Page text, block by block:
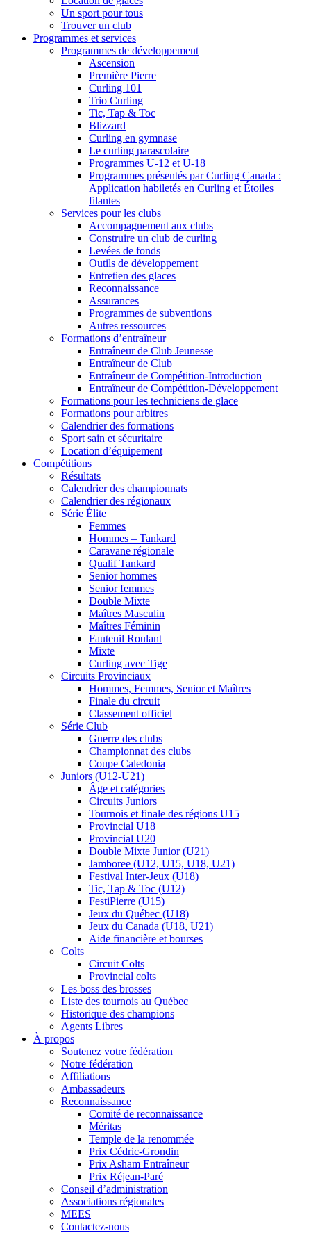
Un sport pour tous
Trouver un club
Programmes et services
Programmes de développement
Ascension
Première Pierre
Curling 101
Trio Curling
Tic, Tap & Toc
Blizzard
Curling en gymnase
Le curling parascolaire
Programmes U-12 et U-18
Programmes présentés par Curling Canada :
Application habiletés en Curling et Étoiles
filantes
Services pour les clubs
Accompagnement aux clubs
Construire un club de curling
Levées de fonds
Outils de développement
Entretien des glaces
Reconnaissance
Assurances
Programmes de subventions
Autres ressources
Formations d’entraîneur
Entraîneur de Club Jeunesse
Entraîneur de Club
Entraîneur de Compétition-Introduction
Entraîneur de Compétition-Développement
Formations pour les techniciens de glace
Formations pour arbitres
Calendrier des formations
Sport sain et sécuritaire
Location d’équipement
Compétitions
Résultats
Calendrier des championnats
Calendrier des régionaux
Série Élite
Femmes
Hommes – Tankard
Caravane régionale
Qualif Tankard
Senior hommes
Senior femmes
Double Mixte
Maîtres Masculin
Maîtres Féminin
Fauteuil Roulant
Mixte
Curling avec Tige
Circuits Provinciaux
Hommes, Femmes, Senior et Maîtres
Finale du circuit
Classement officiel
Série Club
Guerre des clubs
Championnat des clubs
Coupe Caledonia
Juniors (U12-U21)
Âge et catégories
Circuits Juniors
Tournois et finale des régions U15
Provincial U18
Provincial U20
Double Mixte Junior (U21)
Jamboree (U12, U15, U18, U21)
Festival Inter-Jeux (U18)
Tic, Tap & Toc (U12)
FestiPierre (U15)
Jeux du Québec (U18)
Jeux du Canada (U18, U21)
Aide financière et bourses
Colts
Circuit Colts
Provincial colts
Les boss des brosses
Liste des tournois au Québec
Historique des champions
Agents Libres
À propos
Soutenez votre fédération
Notre fédération
Affiliations
Ambassadeurs
Reconnaissance
Comité de reconnaissance
Méritas
Temple de la renommée
Prix Cédric-Grondin
Prix Asham Entraîneur
Prix Réjean-Paré
Conseil d’administration
Associations régionales
MEES
Contactez-nous